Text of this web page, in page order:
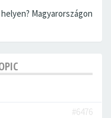
Magyarországon
#6476